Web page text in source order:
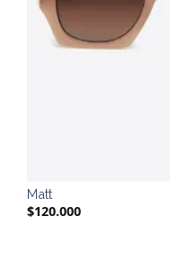
Matt
$120.000